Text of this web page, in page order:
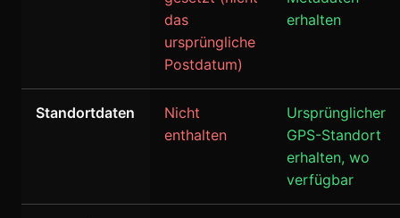
das
ursprüngliche
Postdatum)
erhalten
Standortdaten
Nicht
enthalten
Ursprünglicher
GPS-Standort
erhalten, wo
verfügbar